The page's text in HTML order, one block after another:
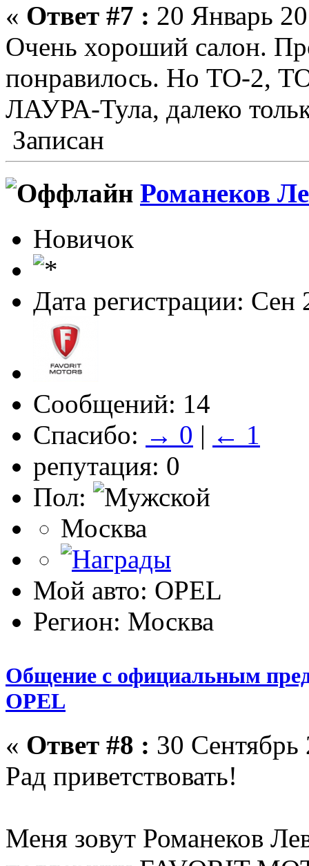
« Ответ #7 : 20 Январь
Очень хороший салон.
понравилось. Но ТО-2,
ЛАУРА-Тула, далеко
Записан
Романеков
Новичок
Дата регистрации: Сен
Сообщений: 14
Спасибо: → 0 | ← 1
репутация: 0
Пол:
Москва
Мой авто: OPEL
Регион: Москва
Общение с официальным
OPEL
« Ответ #8 : 30
Рад приветствовать!
Меня зовут Романеков